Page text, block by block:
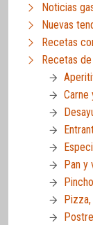
Noticias
Nuevas
Recetas
Recetas
Carne
Pan y